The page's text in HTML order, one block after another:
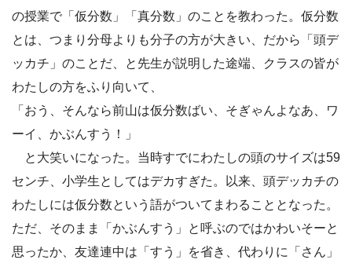
の授業で「仮分数」「真分数」のことを教わった。仮分数
とは、つまり分母よりも分子の方が大きい、だから「頭デ
ッカチ」のことだ、と先生が説明した途端、クラスの皆が
わたしの方をふり向いて、
「おう、そんなら前山は仮分数ばい、そぎゃんよなあ、ワ
ーイ、かぶんすう！」
と大笑いになった。当時すでにわたしの頭のサイズは59
センチ、小学生としてはデカすぎた。以来、頭デッカチの
わたしには仮分数という語がついてまわることとなった。
ただ、そのまま「かぶんすう」と呼ぶのではかわいそーと
思ったか、友達連中は「すう」を省き、代わりに「さん」